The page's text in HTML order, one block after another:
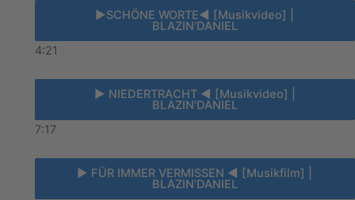
►SCHÖNE WORTE◄ [Musikvideo] |
BLAZIN'DANIEL
4:21
► NIEDERTRACHT ◄ [Musikvideo] |
BLAZIN'DANIEL
7:17
► FÜR IMMER VERMISSEN ◄ [Musikfilm] |
BLAZIN'DANIEL